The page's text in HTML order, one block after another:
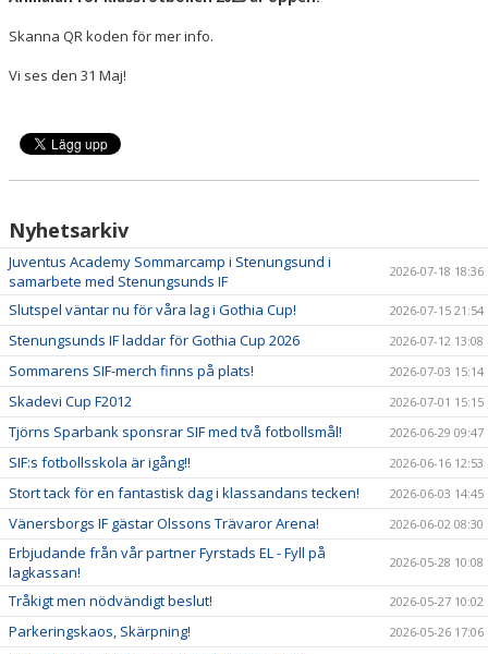
MEDLEMSKAP
FÖRÄLDRAINFO
Skanna QR koden för mer info.
Vi ses den 31 Maj!
Nyhetsarkiv
Juventus Academy Sommarcamp i Stenungsund i
samarbete med Stenungsunds IF
2026-07-18 18:36
Slutspel väntar nu för våra lag i Gothia Cup! 2026-07-15 21:54
Stenungsunds IF laddar för Gothia Cup 2026 2026-07-12 13:08
Sommarens SIF-merch finns på plats! 2026-07-03 15:14
Skadevi Cup F2012 2026-07-01 15:15
Tjörns Sparbank sponsrar SIF med två fotbollsmål! 2026-06-29 09:47
SIF:s fotbollsskola är igång!! 2026-06-16 12:53
Stort tack för en fantastisk dag i klassandans tecken! 2026-06-03 14:45
Vänersborgs IF gästar Olssons Trävaror Arena! 2026-06-02 08:30
Erbjudande från vår partner Fyrstads EL - Fyll på
lagkassan!
2026-05-28 10:08
Tråkigt men nödvändigt beslut! 2026-05-27 10:02
Parkeringskaos, Skärpning! 2026-05-26 17:06